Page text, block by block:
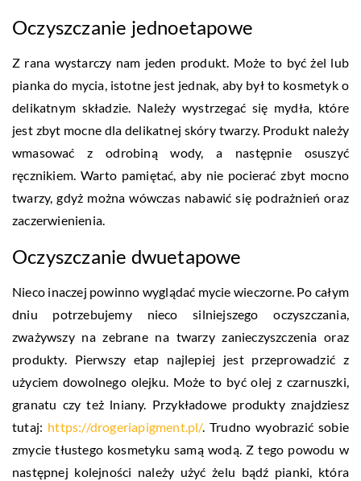
Oczyszczanie jednoetapowe
Z rana wystarczy nam jeden produkt. Może to być żel lub
pianka do mycia, istotne jest jednak, aby był to kosmetyk o
delikatnym składzie. Należy wystrzegać się mydła, które
jest zbyt mocne dla delikatnej skóry twarzy. Produkt należy
wmasować z odrobiną wody, a następnie osuszyć
ręcznikiem. Warto pamiętać, aby nie pocierać zbyt mocno
twarzy, gdyż można wówczas nabawić się podrażnień oraz
zaczerwienienia.
Oczyszczanie dwuetapowe
Nieco inaczej powinno wyglądać mycie wieczorne. Po całym
dniu potrzebujemy nieco silniejszego oczyszczania,
zważywszy na zebrane na twarzy zanieczyszczenia oraz
produkty. Pierwszy etap najlepiej jest przeprowadzić z
użyciem dowolnego olejku. Może to być olej z czarnuszki,
granatu czy też lniany. Przykładowe produkty znajdziesz
tutaj: https://drogeriapigment.pl/. Trudno wyobrazić sobie
zmycie tłustego kosmetyku samą wodą. Z tego powodu w
następnej kolejności należy użyć żelu bądź pianki, która